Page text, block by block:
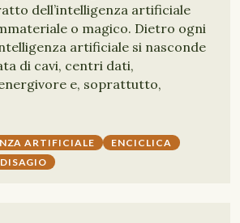
dell’intelligenza artificiale
o magico. Dietro ogni
artificiale si nasconde
di cavi, centri dati,
e, soprattutto,
ARTIFICIALE
ENCICLICA
DISAGIO